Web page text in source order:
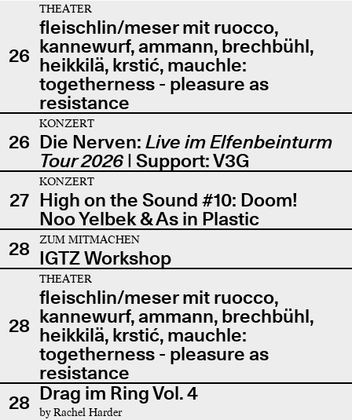
26
THEATER
fleischlin/meser mit ruocco,
kannewurf, ammann, brechbühl,
heikkilä, krstić, mauchle:
togetherness - pleasure as
resistance
26
KONZERT
Die Nerven: Live im Elfenbeinturm
Tour 2026| Support: V3G
27
KONZERT
High on the Sound #10: Doom!
Noo Yelbek & As in Plastic
28
ZUM MITMACHEN
IGTZ Workshop
28
THEATER
fleischlin/meser mit ruocco,
kannewurf, ammann, brechbühl,
heikkilä, krstić, mauchle:
togetherness - pleasure as
resistance
28 Drag im Ring Vol. 4
by Rachel Harder